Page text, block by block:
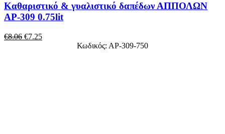
Καθαριστικό & γυαλιστικό δαπέδων ΑΠΠΟΛΩΝ
ΑΡ-309 0.75lit
€8.06 €7.25
Κωδικός: ΑΡ-309-750